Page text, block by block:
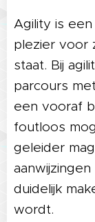
Agility is
plezier voor
staat. Bij
parcours
een vooraf
foutloos
geleider
duidelijk
wordt.